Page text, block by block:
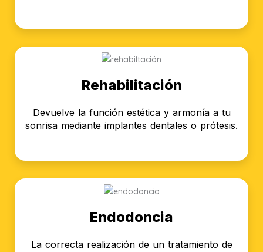
Rehabilitación
Devuelve la función estética y armonía a tu
sonrisa mediante implantes dentales o prótesis.
Endodoncia
La correcta realización de un tratamiento de